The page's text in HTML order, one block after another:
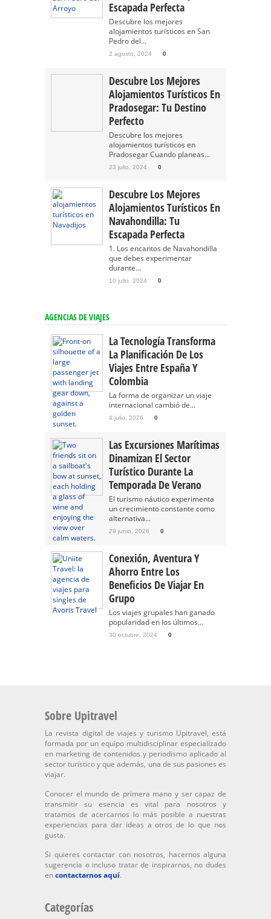
Escapada Perfecta
Descubre los mejores
alojamientos turísticos en San
Pedro del...
2 agosto, 2024 0
Descubre Los Mejores
Alojamientos Turísticos En
Pradosegar: Tu Destino
Perfecto
Descubre los mejores
alojamientos turísticos en
Pradosegar Cuando planeas...
23 julio, 2024 0
Descubre Los Mejores
Alojamientos Turísticos En
Navahondilla: Tu
Escapada Perfecta
1. Los encantos de Navahondilla
que debes experimentar
durante...
10 julio, 2024 0
AGENCIAS DE VIAJES
La Tecnología Transforma
La Planificación De Los
Viajes Entre España Y
Colombia
La forma de organizar un viaje
internacional cambió de...
4 julio, 2026 0
Las Excursiones Marítimas
Dinamizan El Sector
Turístico Durante La
Temporada De Verano
El turismo náutico experimenta
un crecimiento constante como
alternativa...
29 junio, 2026 0
Conexión, Aventura Y
Ahorro Entre Los
Beneficios De Viajar En
Grupo
Los viajes grupales han ganado
popularidad en los últimos...
30 octubre, 2024 0
Sobre Upitravel
La revista digital de viajes y turismo Upitravel, está
formada por un equipo multidisciplinar especializado
en marketing de contenidos y periodismo aplicado al
sector turístico y que además, una de sus pasiones es
viajar.
Conocer el mundo de primera mano y ser capaz de
transmitir su esencia es vital para nosotros y
tratamos de acercarnos lo más posible a nuestras
experiencias para dar ideas a otros de lo que nos
gusta.
Si quieres contactar con nosotros, hacernos alguna
sugerencia o incluso tratar de inspirarnos, no dudes
encontactarnos aquí.
Categorías